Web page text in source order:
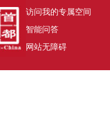
访问我的专属空间
智能问答
网站无障碍